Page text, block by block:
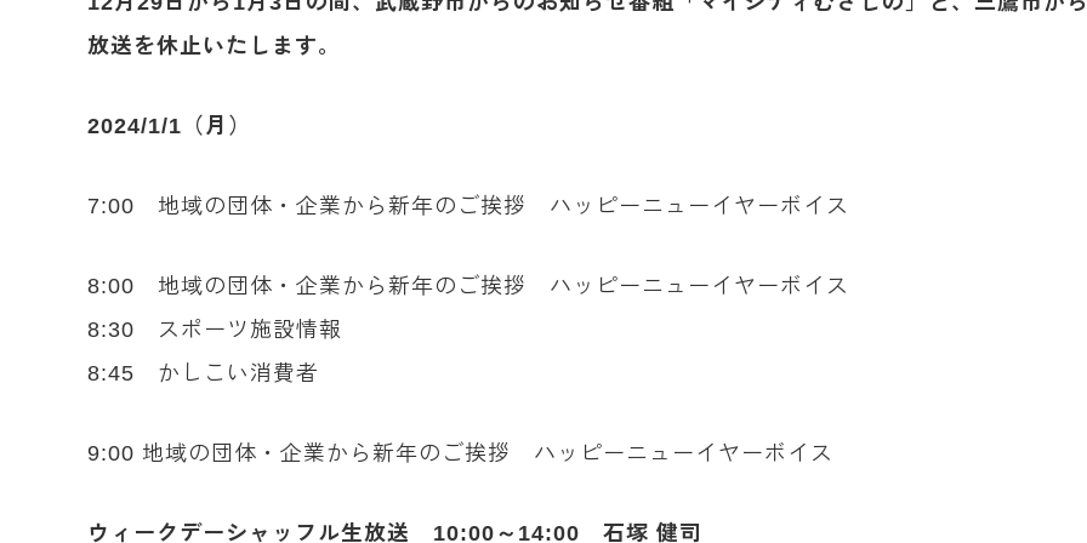
放送を休止いたします。
2024/1/1（月）
7:00 地域の団体・企業から新年のご挨拶 ハッピーニューイヤーボイス
8:00 地域の団体・企業から新年のご挨拶 ハッピーニューイヤーボイス
8:30 スポーツ施設情報
8:45 かしこい消費者
9:00 地域の団体・企業から新年のご挨拶 ハッピーニューイヤーボイス
ウィークデーシャッフル生放送 10:00～14:00 石塚 健司